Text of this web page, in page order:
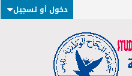
دخول أو تسجيل